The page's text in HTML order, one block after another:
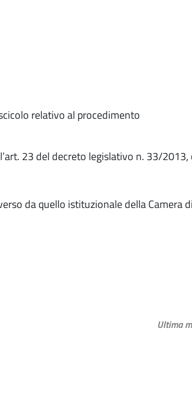
relativo al procedimento
23 del decreto legislativo n. 33/
da quello istituzionale della Camera
Ultima